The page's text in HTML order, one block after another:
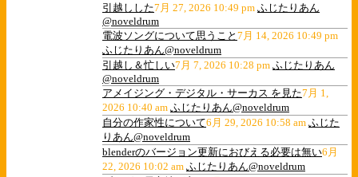
引越しした7月 27, 2026 10:49 pm ふじたりあん
@noveldrum
電波ソングについて思うこと 7月 14, 2026 10:49 pm
ふじたりあん@noveldrum
引越し＆忙しい7月 7, 2026 10:28 pm ふじたりあん
@noveldrum
アメイジング・デジタル・サーカス を見た7月 1,
2026 10:40 am ふじたりあん@noveldrum
自分の作家性について6月 29, 2026 10:58 am ふじた
りあん@noveldrum
blenderのバージョン更新におびえる必要は無い6月
22, 2026 10:02 am ふじたりあん@noveldrum